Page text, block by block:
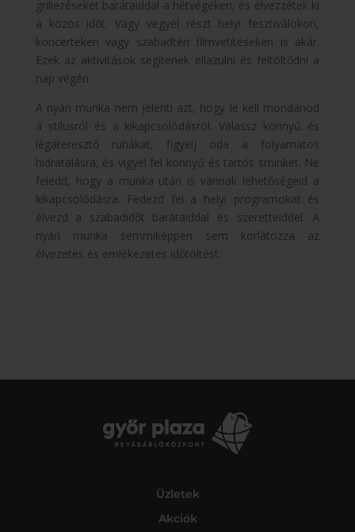
grillezéseket barátaiddal a hétvégéken, és élvezzétek ki
a közös időt. Vagy vegyél részt helyi fesztiválokon,
koncerteken vagy szabadtéri filmvetítéseken is akár.
Ezek az aktivitások segítenek ellazulni és feltöltődni a
nap végén.
A nyári munka nem jelenti azt, hogy le kell mondanod
a stílusról és a kikapcsolódásról. Válassz könnyű és
légáteresztő ruhákat, figyelj oda a folyamatos
hidratálásra, és vigyél fel könnyű és tartós sminket. Ne
feledd, hogy a munka után is vannak lehetőségeid a
kikapcsolódásra. Fedezd fel a helyi programokat és
élvezd a szabadidőt barátaiddal és szeretteiddel. A
nyári munka semmiképpen sem korlátozza az
élvezetes és emlékezetes időtöltést.
Üzletek
Akciók